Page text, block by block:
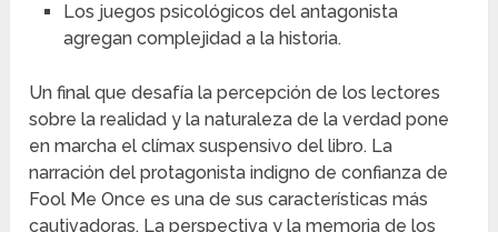
Los juegos psicológicos del antagonista
agregan complejidad a la historia.
Un final que desafía la percepción de los lectores
sobre la realidad y la naturaleza de la verdad pone
en marcha el clímax suspensivo del libro. La
narración del protagonista indigno de confianza de
Fool Me Once es una de sus características más
cautivadoras. La perspectiva y la memoria de los